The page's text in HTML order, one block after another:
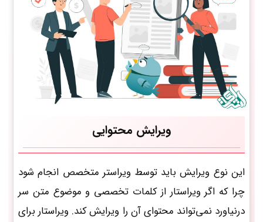
ویرایش محتوایی
این نوع ویرایش باید توسط ویراستر متخصص انجام شود
چرا که اگر ویراستار از کلمات تخصصی و موضوع متن سر
درنیاورد نمی‌تواند محتوای آن را ویرایش کند. ویراستار برای